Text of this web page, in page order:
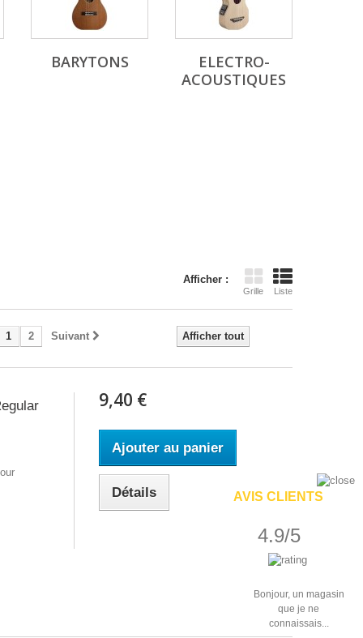
BARYTONS
ELECTRO-
ACOUSTIQUES
Afficher :
Grille Liste
Afficher tout
1 2 Suivant
9,40 €
Ajouter au panier
Détails AVIS CLIENTS
4.9/5
Bonjour, un magasin
que je ne
connaissais...